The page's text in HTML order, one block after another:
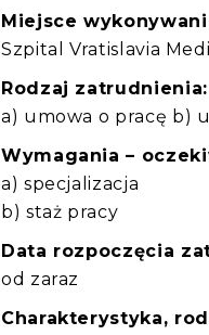
Miejsce
Szpital Vratislavia
Rodzaj zatrudnienia:
a) umowa o pracę b)
Wymagania –
a) specjalizacja
b) staż pracy
Data rozpoczęcia
od zaraz
Charakterystyka,